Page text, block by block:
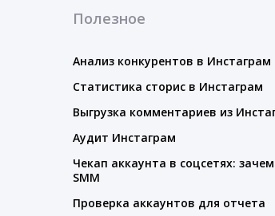
Полезное
Анализ конкурентов в Инстаграм
Статистика сторис в Инстаграм
Выгрузка комментариев из
Аудит Инстаграм
Чекап аккаунта в соцсетях:
SMM
Проверка аккаунтов для отчета